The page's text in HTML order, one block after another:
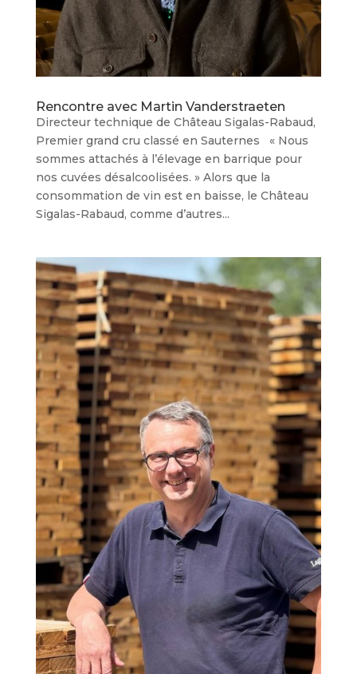
Rencontre avec Martin Vanderstraeten
Directeur technique de Château Sigalas-Rabaud,
Premier grand cru classé en Sauternes « Nous
sommes attachés à l’élevage en barrique pour
nos cuvées désalcoolisées. » Alors que la
consommation de vin est en baisse, le Château
Sigalas-Rabaud, comme d’autres...